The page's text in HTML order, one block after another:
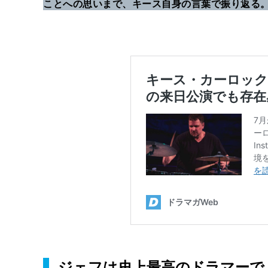
ことへの思いまで、キース自身の言葉で振り返る